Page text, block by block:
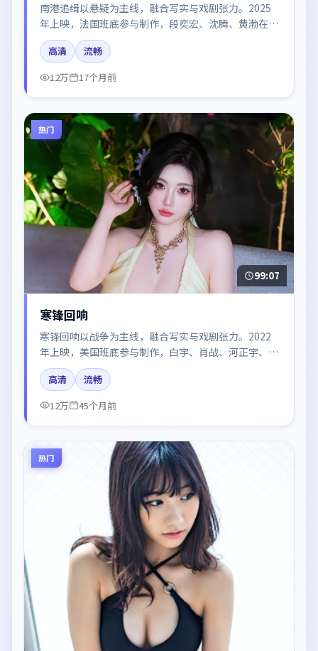
南港追缉以悬疑为主线，融合写实与戏剧张力。2025
年上映，法国班底参与制作，段奕宏、沈腾、黄渤在片
中呈现细腻表演，影像风格统一，配乐与剪辑强化了情
绪曲线。
高清
流畅
12万
17个月前
热门
99:07
寒锋回响
寒锋回响以战争为主线，融合写实与戏剧张力。2022
年上映，美国班底参与制作，白宇、肖战、河正宇、段
奕宏、咏梅在片中呈现细腻表演，影像风格统一，配乐
与剪辑强化了情绪曲线。
高清
流畅
12万
45个月前
热门